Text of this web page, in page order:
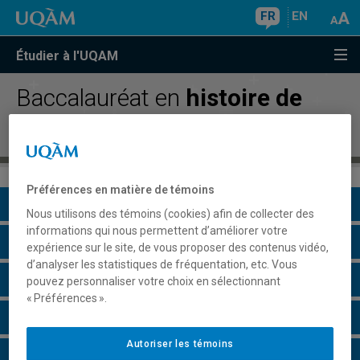
FR EN
Étudier à l'UQAM
Baccalauréat en histoire de
Conditions d'admission
Cours à suivre et horaires
Préférences en matière de témoins
Nous utilisons des témoins (cookies) afin de collecter des
informations qui nous permettent d’améliorer votre
expérience sur le site, de vous proposer des contenus vidéo,
d’analyser les statistiques de fréquentation, etc. Vous
pouvez personnaliser votre choix en sélectionnant
« Préférences ».
Autoriser les témoins